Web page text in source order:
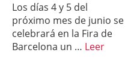
Los días 4 y 5 del
próximo mes de junio se
celebrará en la Fira de
Barcelona un … Leer